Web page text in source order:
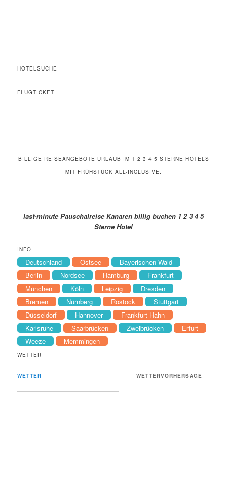
HOTELSUCHE
FLUGTICKET
BILLIGE REISEANGEBOTE URLAUB IM 1 2 3 4 5 STERNE HOTELS
MIT FRÜHSTÜCK ALL-INCLUSIVE.
last-minute Pauschalreise Kanaren billig buchen 1 2 3 4 5
Sterne Hotel
INFO
Deutschland Ostsee
Bayerischen Wald
Berlin
Nordsee Hamburg
Frankfurt
München
Köln Leipzig
Dresden
Bremen
Nürnberg Rostock
Stuttgart
Düsseldorf
Hannover
Frankfurt-Hahn
Karlsruhe
Saarbrücken Zweibrücken
Erfurt
Weeze
Memmingen
WETTER
WETTER WETTERVORHERSAGE